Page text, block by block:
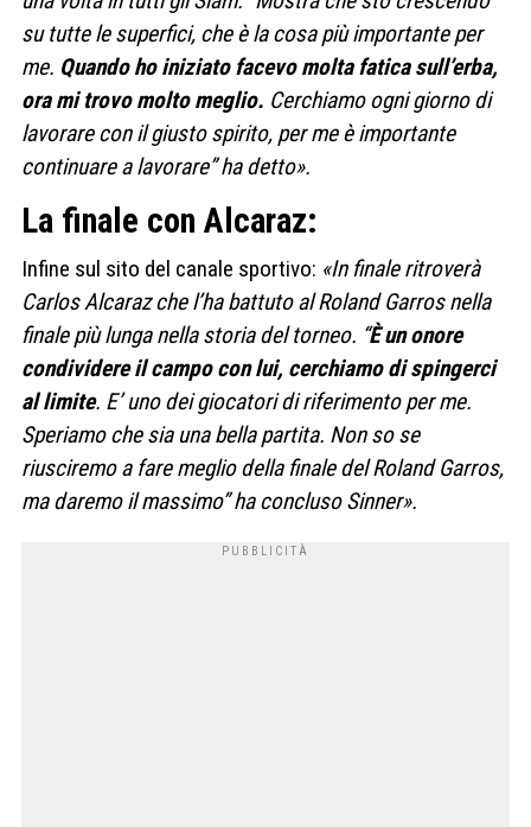
su tutte le superfici, che è la cosa più importante per
me. Quando ho iniziato facevo molta fatica sull’erba,
ora mi trovo molto meglio. Cerchiamo ogni giorno di
lavorare con il giusto spirito, per me è importante
continuare a lavorare” ha detto».
La finale con Alcaraz:
Infine sul sito del canale sportivo: «In finale ritroverà
Carlos Alcaraz che l’ha battuto al Roland Garros nella
finale più lunga nella storia del torneo. “È un onore
condividere il campo con lui, cerchiamo di spingerci
al limite. E’ uno dei giocatori di riferimento per me.
Speriamo che sia una bella partita. Non so se
riusciremo a fare meglio della finale del Roland Garros,
ma daremo il massimo” ha concluso Sinner».